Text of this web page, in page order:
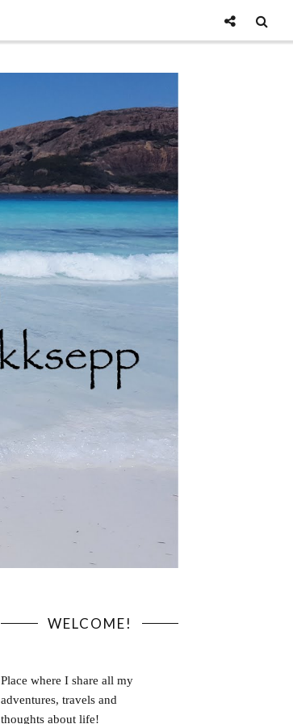
WELCOME!
Place where I share all my
adventures, travels and
thoughts about life!